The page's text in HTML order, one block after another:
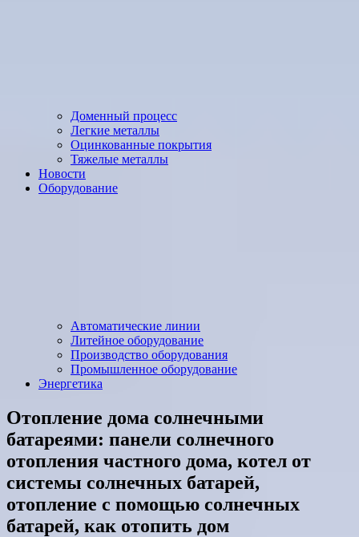
Доменный процесс
Легкие металлы
Оцинкованные покрытия
Тяжелые металлы
Новости
Оборудование
Автоматические линии
Литейное оборудование
Производство оборудования
Промышленное оборудование
Энергетика
Отопление дома солнечными
батареями: панели солнечного
отопления частного дома, котел от
системы солнечных батарей,
отопление с помощью солнечных
батарей, как отопить дом